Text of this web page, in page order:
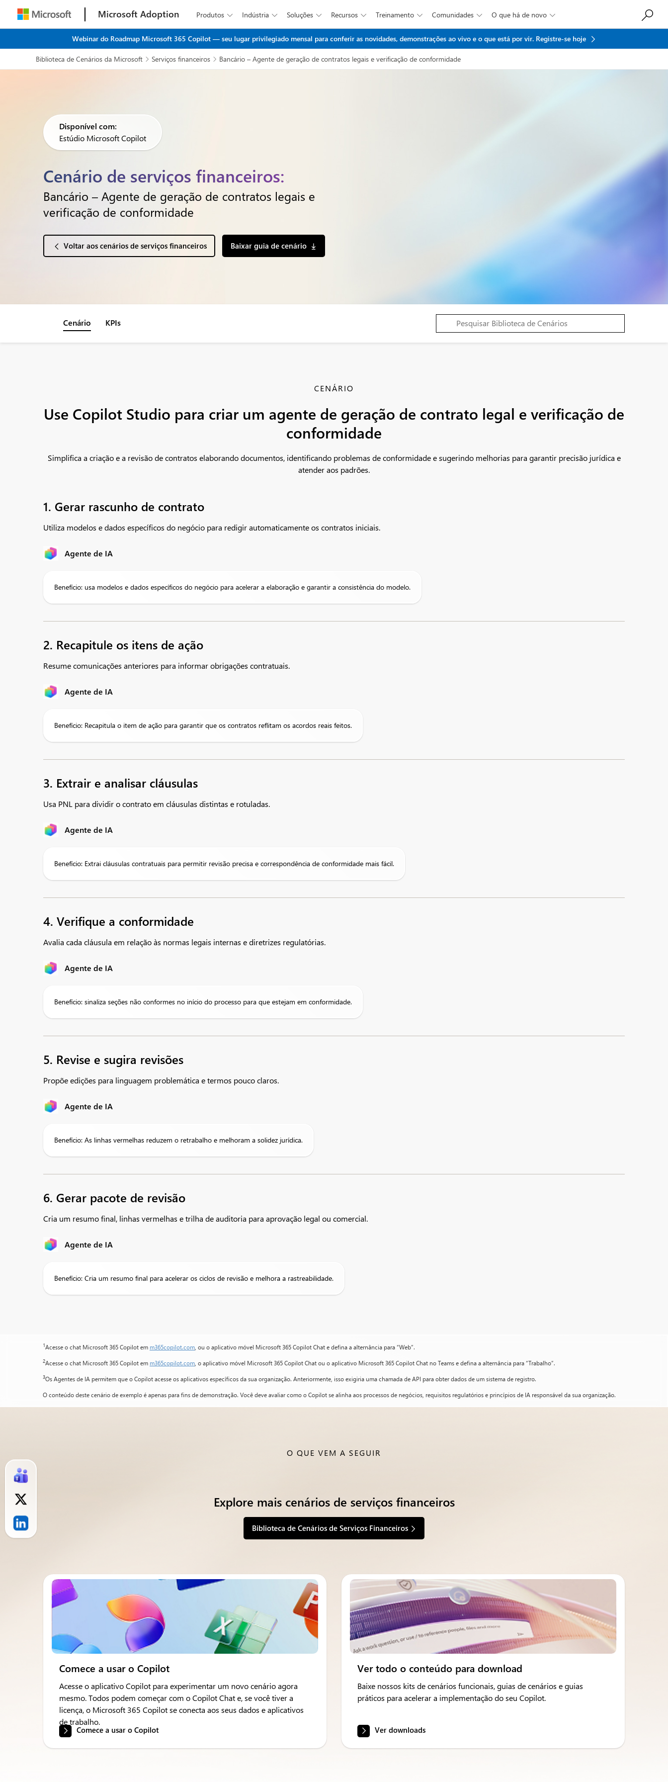
Ir para o conteúdo principal
Microsoft Adoption Produtos  Indústria  Soluções  Recursos  Treinamento  Comunidades  O que há de novo 
Webinar do Roadmap Microsoft 365 Copilot — seu lugar privilegiado mensal para conferir as novidades, demonstrações ao vivo e o que está por vir. Registre-se hoje
Biblioteca de Cenários da Microsoft  Serviços financeiros  Bancário – Agente de geração de contratos legais e verificação de conformidade
Disponível com:
Estúdio Microsoft Copilot
Cenário de serviços financeiros:
Bancário – Agente de geração de contratos legais e
verificação de conformidade
Voltar aos cenários de serviços financeiros Baixar guia de cenário
Cenário KPIs
CENÁRIO
Use Copilot Studio para criar um agente de geração de contrato legal e verificação de
conformidade
Simplifica a criação e a revisão de contratos elaborando documentos, identificando problemas de conformidade e sugerindo melhorias para garantir precisão jurídica e
atender aos padrões.
1. Gerar rascunho de contrato
Utiliza modelos e dados específicos do negócio para redigir automaticamente os contratos iniciais.
Agente de IA
Benefício: usa modelos e dados específicos do negócio para acelerar a elaboração e garantir a consistência do modelo.
2. Recapitule os itens de ação
Resume comunicações anteriores para informar obrigações contratuais.
Agente de IA
Benefício: Recapitula o item de ação para garantir que os contratos reflitam os acordos reais feitos.
3. Extrair e analisar cláusulas
Usa PNL para dividir o contrato em cláusulas distintas e rotuladas.
Agente de IA
Benefício: Extrai cláusulas contratuais para permitir revisão precisa e correspondência de conformidade mais fácil.
4. Verifique a conformidade
Avalia cada cláusula em relação às normas legais internas e diretrizes regulatórias.
Agente de IA
Benefício: sinaliza seções não conformes no início do processo para que estejam em conformidade.
5. Revise e sugira revisões
Propõe edições para linguagem problemática e termos pouco claros.
Agente de IA
Benefício: As linhas vermelhas reduzem o retrabalho e melhoram a solidez jurídica.
6. Gerar pacote de revisão
Cria um resumo final, linhas vermelhas e trilha de auditoria para aprovação legal ou comercial.
Agente de IA
Benefício: Cria um resumo final para acelerar os ciclos de revisão e melhora a rastreabilidade.
1Acesse o chat Microsoft 365 Copilot em m365copilot.com , ou o aplicativo móvel Microsoft 365 Copilot Chat e defina a alternância para “Web”.
2Acesse o chat Microsoft 365 Copilot em m365copilot.com , o aplicativo móvel Microsoft 365 Copilot Chat ou o aplicativo Microsoft 365 Copilot Chat no Teams e defina a alternância para “Trabalho”.
3Os Agentes de IA permitem que o Copilot acesse os aplicativos específicos da sua organização. Anteriormente, isso exigiria uma chamada de API para obter dados de um sistema de registro.
O conteúdo deste cenário de exemplo é apenas para fins de demonstração. Você deve avaliar como o Copilot se alinha aos processos de negócios, requisitos regulatórios e princípios de IA responsável da sua organização.
O QUE VEM A SEGUIR
Explore mais cenários de serviços financeiros
Biblioteca de Cenários de Serviços Financeiros
Comece a usar o Copilot
Acesse o aplicativo Copilot para experimentar um novo cenário agora
mesmo. Todos podem começar com o Copilot Chat e, se você tiver a
licença, o Microsoft 365 Copilot se conecta aos seus dados e aplicativos
de trabalho.
Comece a usar o Copilot
Ver todo o conteúdo para download
Baixe nossos kits de cenários funcionais, guias de cenários e guias
práticos para acelerar a implementação do seu Copilot.
Ver downloads